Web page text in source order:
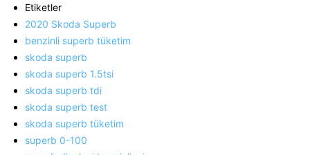
Etiketler
2020 Skoda Superb
benzinli superb tüketim
skoda superb
skoda superb 1.5tsi
skoda superb tdi
skoda superb test
skoda superb tüketim
superb 0-100